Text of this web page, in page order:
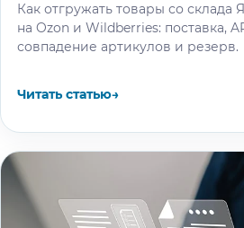
Как отгружать товары со склада
на Ozon и Wildberries: поставка,
совпадение артикулов и резерв.
Читать статью→